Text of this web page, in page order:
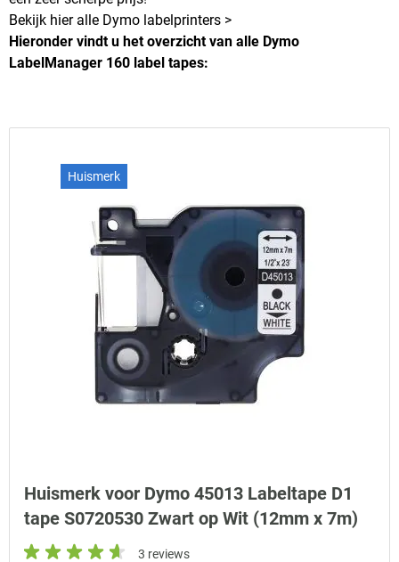
Bekijk hier alle Dymo labelprinters >
Hieronder vindt u het overzicht van alle Dymo
LabelManager 160 label tapes:
Huismerk
Huismerk voor Dymo 45013 Labeltape D1
tape S0720530 Zwart op Wit (12mm x 7m)
3 reviews